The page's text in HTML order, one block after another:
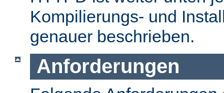
Kompilierungs- und
genauer beschrieben.
Anforderungen